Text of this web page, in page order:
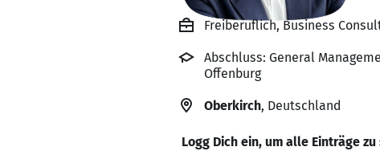
Freiberuflich, Business
Abschluss: General
Offenburg
Oberkirch, Deutschland
Logg Dich ein, um alle Einträge zu